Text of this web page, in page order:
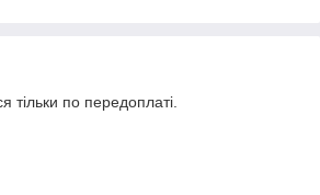
тільки по передоплаті.